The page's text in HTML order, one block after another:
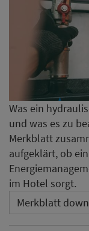
Was ein
und was es zu
Merkblatt
aufgeklärt, ob
im Hotel sorgt.
Merkblatt